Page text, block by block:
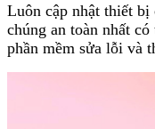
Luôn cập nhật thiết bị
chúng an toàn nhất
phần mềm sửa lỗi và